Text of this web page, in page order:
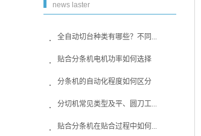
news laster
全自动切台种类有哪些？不同...
贴合分条机电机功率如何选择
分条机的自动化程度如何区分
分切机常见类型及平、圆刀工...
贴合分条机在贴合过程中如何...